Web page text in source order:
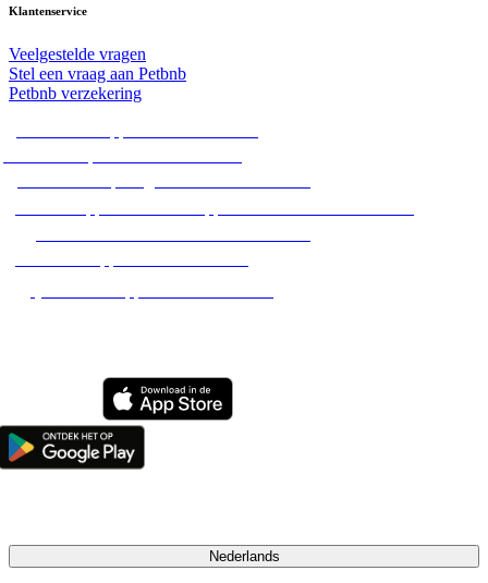
Klantenservice
Veelgestelde vragen
Stel een vraag aan Petbnb
Petbnb verzekering
Nederlands